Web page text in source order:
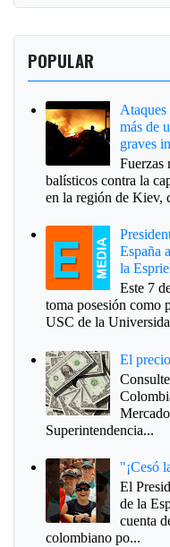
POPULAR
más de
graves
Fuerzas
balísticos contra la
en la región de Kiev,
España
la
Este 7
toma posesión como
USC de la
El
Superintendencia...
"¡Cesó
El
de la
cuenta
colombiano po...